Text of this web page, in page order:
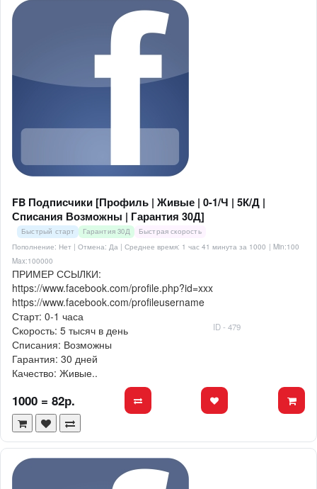
FB Подписчики [Профиль | Живые | 0-1/Ч | 5К/Д |
Списания Возможны | Гарантия 30Д]
Быстрый старт Гарантия 30Д
Быстрая скорость
Пополнение: Нет | Отмена: Да | Среднее время: 1 час 41 минута за 1000 | Min:100
Max:100000
ПРИМЕР ССЫЛКИ:
https://www.facebook.com/profile.php?id=xxx
https://www.facebook.com/profileusername
Старт: 0-1 часа
Скорость: 5 тысяч в день
Списания: Возможны
Гарантия: 30 дней
Качество: Живые..
ID - 479
1000 = 82р.